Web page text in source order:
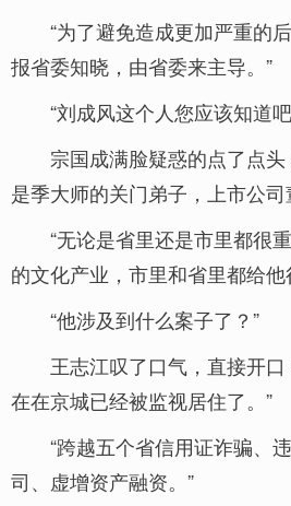
“为了避免造成更加严重的
报省委知晓，由省委来主导。”
“刘成风这个人您应该知道
宗国成满脸疑惑的点了点
是季大师的关门弟子，上市公司
“无论是省里还是市里都很
的文化产业，市里和省里都给他
“他涉及到什么案子了？”
王志江叹了口气，直接开
在在京城已经被监视居住了。”
“跨越五个省信用证诈骗、
司、虚增资产融资。”